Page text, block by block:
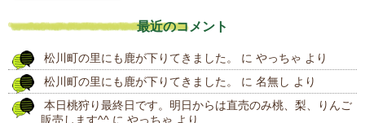
投
稿
最近のコメント
松川町の里にも鹿が下りてきました。 に やっちゃ より
松川町の里にも鹿が下りてきました。
に 名無し より
本日桃狩り最終日です。明日からは直売のみ桃、梨、りんご
販売します^^ に やっちゃ より